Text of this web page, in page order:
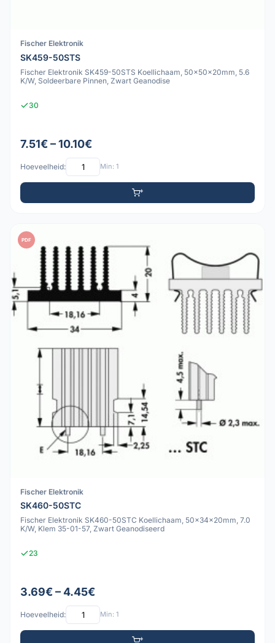
Fischer Elektronik
SK459-50STS
Fischer Elektronik SK459-50STS Koellichaam, 50x50x20mm, 5.6
K/W, Soldeerbare Pinnen, Zwart Geanodise
30
7.51€ – 10.10€
Hoeveelheid: Min: 1
PDF
Fischer Elektronik
SK460-50STC
Fischer Elektronik SK460-50STC Koellichaam, 50x34x20mm, 7.0
K/W, Klem 35-01-57, Zwart Geanodiseerd
23
3.69€ – 4.45€
Hoeveelheid: Min: 1